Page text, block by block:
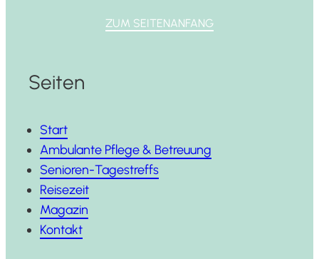
ZUM SEITENANFANG
Seiten
Start
Ambulante Pflege & Betreuung
Senioren-Tagestreffs
Reisezeit
Magazin
Kontakt